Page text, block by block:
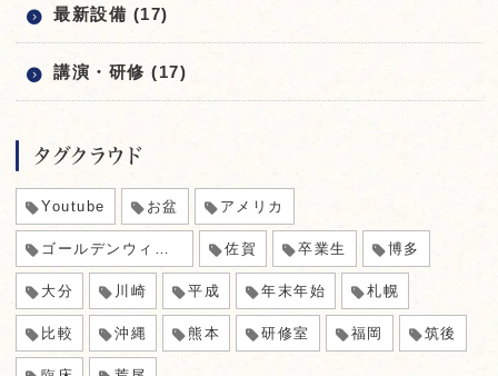
最新設備 (17)
講演・研修 (17)
タグクラウド
Youtube お盆 アメリカ
ゴールデンウィーク 佐賀 卒業生 博多
大分 川崎 平成 年末年始 札幌
比較 沖縄 熊本 研修室 福岡 筑後